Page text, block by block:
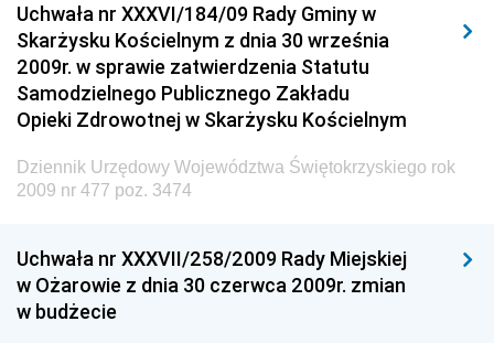
Elektronicznej
Dziennik Urzędowy Ministra Spraw Wewnętrznych i
Administracji
Dziennik Urzędowy Ministra Transportu
Dziennik Urzędowy Ministra Budownictwa
Dziennik Urzędowy Ministra Nauki i Szkolnictwa
Dziennik Urzędowy Głównego Urzędu Miar
Dziennik Urzędowy Ministra Rolnictwa i Rozwoju Wsi
Uchwała nr XXXVI/184/09 Rady Gminy w
Skarżysku Kościelnym z dnia 30 września
2009r. w sprawie zatwierdzenia Statutu
Samodzielnego Publicznego Zakładu
Opieki Zdrowotnej w Skarżysku Kościelnym
Dziennik Urzędowy Województwa Świętokrzyskiego rok
2009 nr 477 poz. 3474
Uchwała nr XXXVII/258/2009 Rady Miejskiej
w Ożarowie z dnia 30 czerwca 2009r. zmian
w budżecie